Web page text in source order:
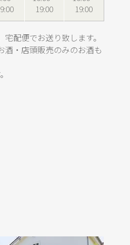
19:00
19:00
配便でお送り致します。
酒・店頭販売のみのお酒も